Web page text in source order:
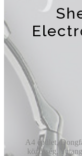
A4 épület,
közösség,